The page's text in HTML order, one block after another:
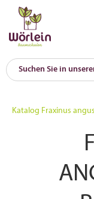
Katalog Fraxinus